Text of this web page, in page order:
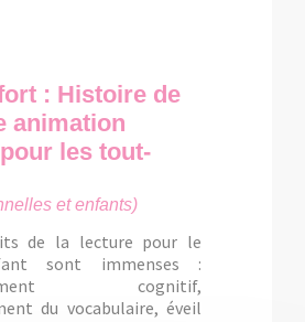
: Histoire de
animation
les tout-
et enfants)
de la lecture pour le
sont immenses :
cognitif,
du vocabulaire, éveil